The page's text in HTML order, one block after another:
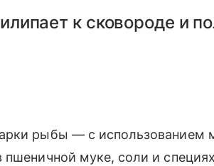
к сковороде и
рыбы — с использованием
пшеничной муке, соли и